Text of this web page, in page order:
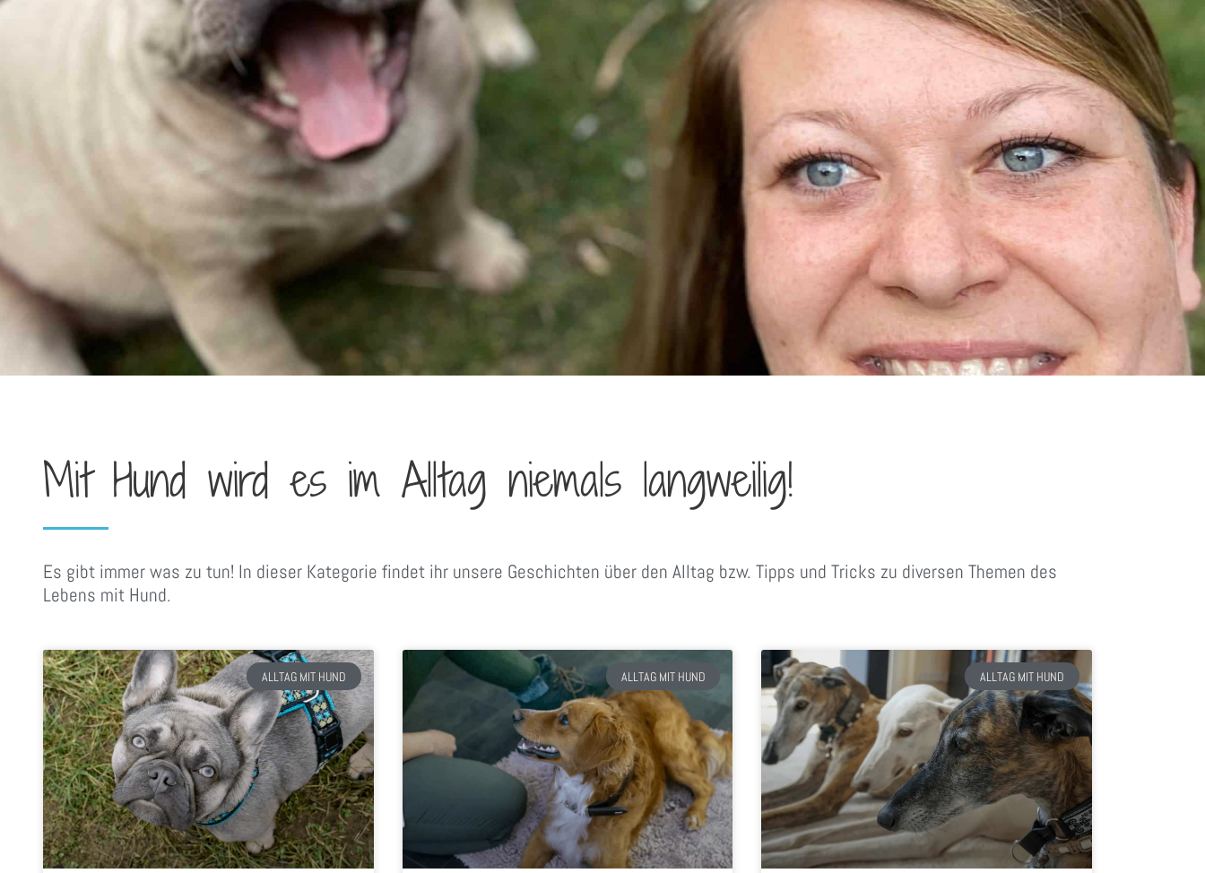
Mit Hund wird es im Alltag niemals langweilig!
Es gibt immer was zu tun! In dieser Kategorie findet ihr unsere Geschichten über den Alltag bzw. Tipps und Tricks zu diversen Themen des
Lebens mit Hund.
ALLTAG MIT HUND ALLTAG MIT HUND ALLTAG MIT HUND